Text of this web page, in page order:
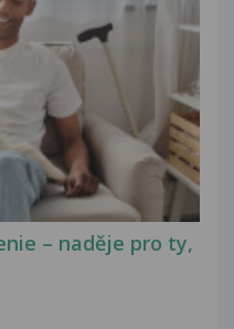
– naděje pro ty,